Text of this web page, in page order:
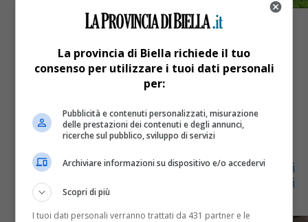
Attualità1 anno fa
Lilt Biella: il focus del 2025 è sulla
salute dei bambini
Lilt Biella: il focus del 2025 è sulla salute dei bambini
Lilt Biella: il focus del 2025 è sulla salute dei bambini
E’ la XXIV edizione...
La provincia di Biella richiede il tuo
consenso per utilizzare i tuoi dati personali
per:
Pubblicità e contenuti personalizzati, misurazione
delle prestazioni dei contenuti e degli annunci,
ricerche sul pubblico, sviluppo di servizi
Archiviare informazioni su dispositivo e/o accedervi
Scopri di più
I tuoi dati personali verranno trattati da 431 partner e le